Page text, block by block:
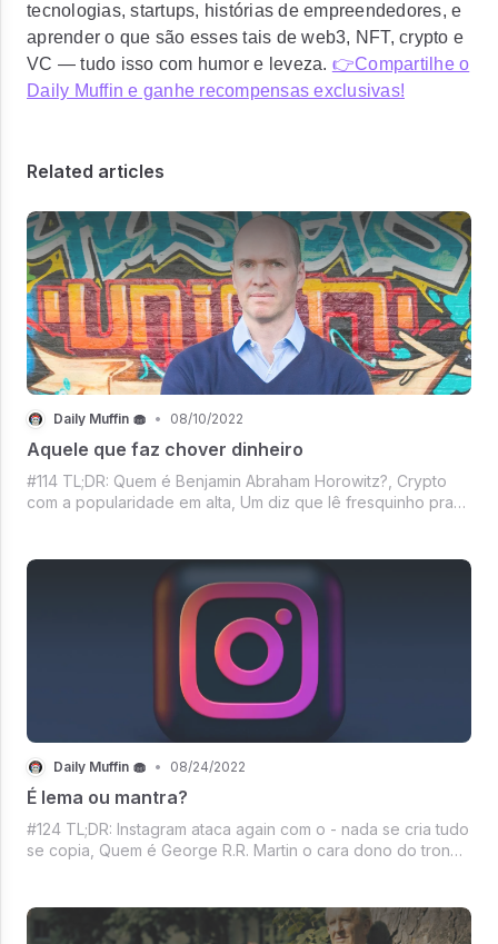
tecnologias, startups, histórias de empreendedores, e
aprender o que são esses tais de web3, NFT, crypto e
VC — tudo isso com humor e leveza. 👉Compartilhe o
Daily Muffin e ganhe recompensas exclusivas!
Related articles
Daily Muffin 🧁 • 08/10/2022
Aquele que faz chover dinheiro
#114 TL;DR: Quem é Benjamin Abraham Horowitz?, Crypto
com a popularidade em alta, Um diz que lê fresquinho pra
Daily Muffin 🧁 • 08/24/2022
É lema ou mantra?
#124 TL;DR: Instagram ataca again com o - nada se cria tudo
se copia, Quem é George R.R. Martin o cara dono do trono
pelos usuários, Mer